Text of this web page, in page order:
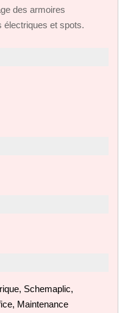
des armoires
électriques et spots.
Schemaplic,
Maintenance